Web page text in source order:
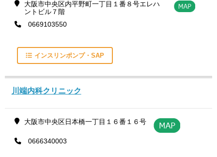
大阪市中央区内平野町一丁目１番８号エレハ
ントビル７階
0669103550
インスリンポンプ・SAP
川端内科クリニック
大阪市中央区日本橋一丁目１６番１６号
0666340003